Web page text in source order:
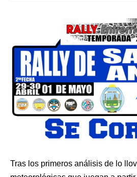
Tras los primeros análisis de lo